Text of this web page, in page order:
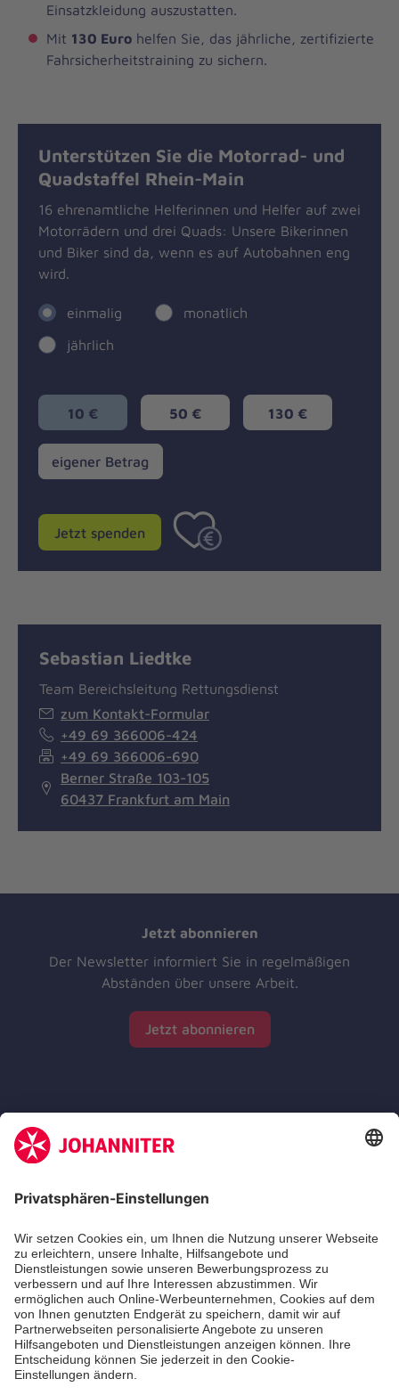
Einsatzkleidung auszustatten.
Mit 130 Euro helfen Sie, das jährliche, zertifizierte
Fahrsicherheitstraining zu sichern.
Unterstützen Sie die Motorrad- und
Quadstaffel Rhein-Main
16 ehrenamtliche Helferinnen und Helfer auf zwei
Motorrädern und drei Quads: Unsere Bikerinnen
und Biker sind da, wenn es auf Autobahnen eng
wird.
einmalig
monatlich
jährlich
10 € 50 € 130 €
Betrag
eigener Betrag
Jetzt spenden
Sebastian Liedtke
Team Bereichsleitung Rettungsdienst
zum Kontakt-Formular
+49 69 366006-424
+49 69 366006-690
Berner Straße 103-105
60437 Frankfurt am Main
Jetzt abonnieren
Der Newsletter informiert Sie in regelmäßigen
Abständen über unsere Arbeit.
Jetzt abonnieren
des Deutschen Spendenrats e.V.